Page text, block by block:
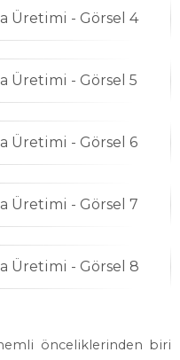
önceliklerinden biri